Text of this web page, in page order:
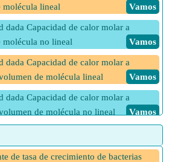
de superficie dada la temperatura crítica
superficial Vamos
molécula lineal
Vamos
dada Capacidad de calor molar a
molécula no lineal
Vamos
dada Capacidad de calor molar a
de molécula lineal
Vamos
dada Capacidad de calor molar a
de molécula no lineal
Vamos
dada Capacidad de calor molar a
molécula lineal
Vamos
de tasa de crecimiento de bacterias